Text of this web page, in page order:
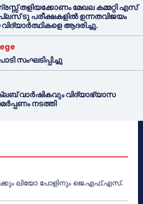
തളിയക്കോണം മേഖല കമ്മറ്റി എസ്
ടു പരീക്ഷകളിൽ ഉന്നതവിജയം
ആദരിച്ചു.
സംഘടിപ്പിച്ചു
വാർഷികവും വിദ്യാഭ്യാസ
നടത്തി
ലിയോ പോളിനും ജെ.എഫ്.എസ്.